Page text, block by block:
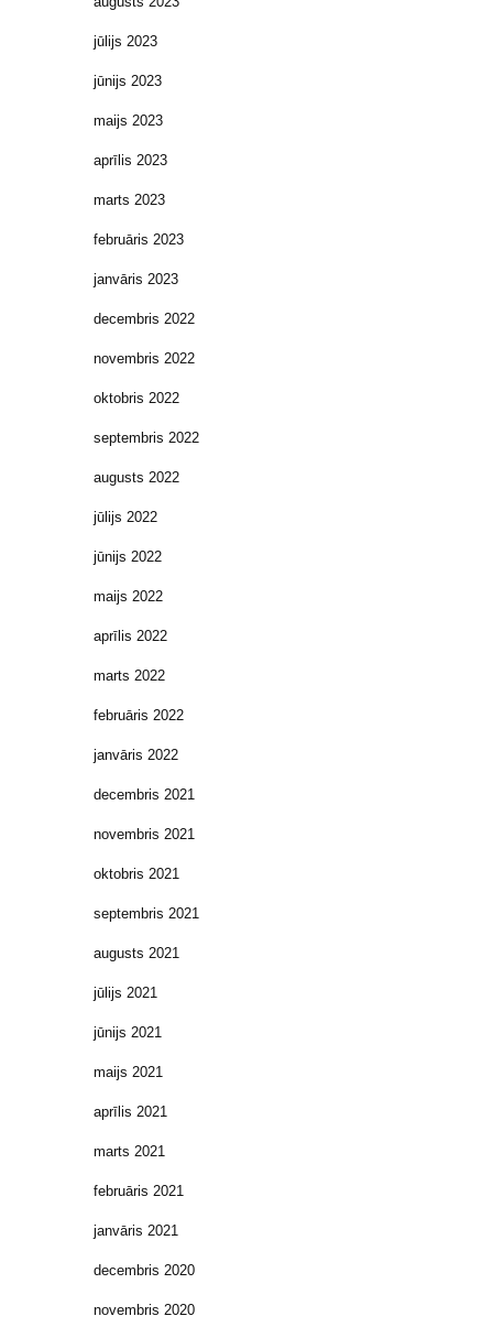
jūlijs 2023
jūnijs 2023
maijs 2023
aprīlis 2023
marts 2023
februāris 2023
janvāris 2023
decembris 2022
novembris 2022
oktobris 2022
septembris 2022
augusts 2022
jūlijs 2022
jūnijs 2022
maijs 2022
aprīlis 2022
marts 2022
februāris 2022
janvāris 2022
decembris 2021
novembris 2021
oktobris 2021
septembris 2021
augusts 2021
jūlijs 2021
jūnijs 2021
maijs 2021
aprīlis 2021
marts 2021
februāris 2021
janvāris 2021
decembris 2020
novembris 2020